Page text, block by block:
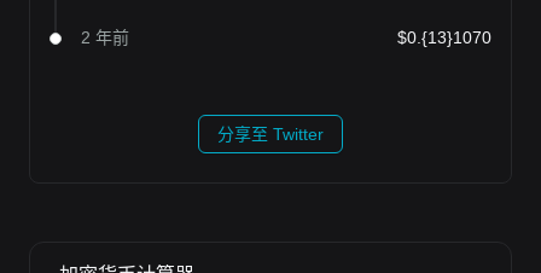
2 年前 $0.{13}1070
分享至 Twitter